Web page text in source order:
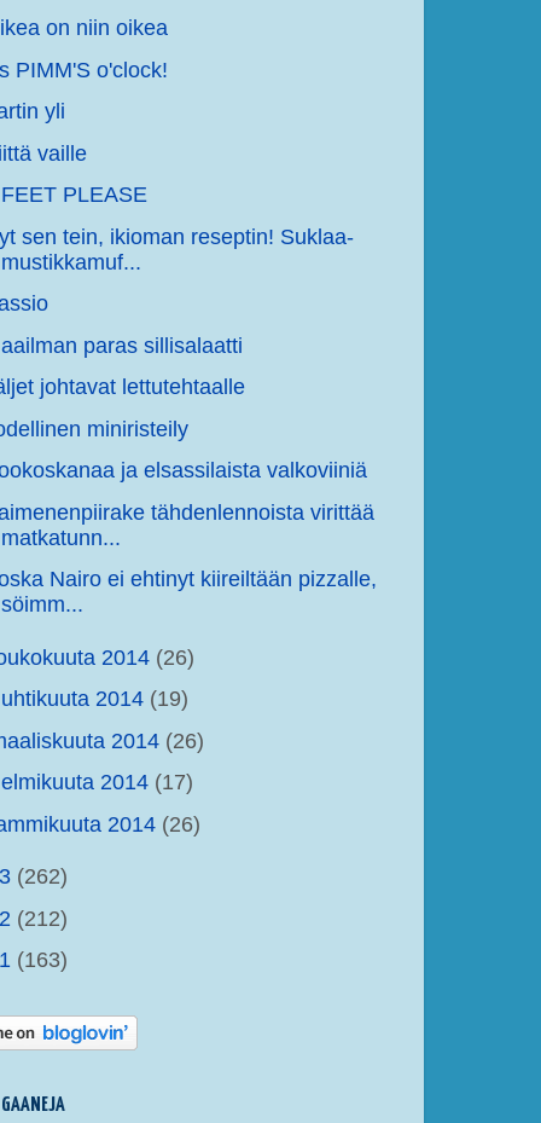
on niin oikea
PIMM'S o'clock!
yli
vaille
PLEASE
sen tein, ikioman reseptin! Suklaa-
mustikkamuf...
paras sillisalaatti
johtavat lettutehtaalle
miniristeily
ja elsassilaista valkoviiniä
tähdenlennoista virittää
matkatunn...
Nairo ei ehtinyt kiireiltään pizzalle,
söimm...
2014 (26)
2014 (19)
2014 (26)
2014 (17)
2014 (26)
(262)
(212)
(163)